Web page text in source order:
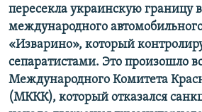
пересекла украинскую границу
международного
«Изварино», который
сепаратистами. Это произошло
Международного Комитета
(МККК), который отказался